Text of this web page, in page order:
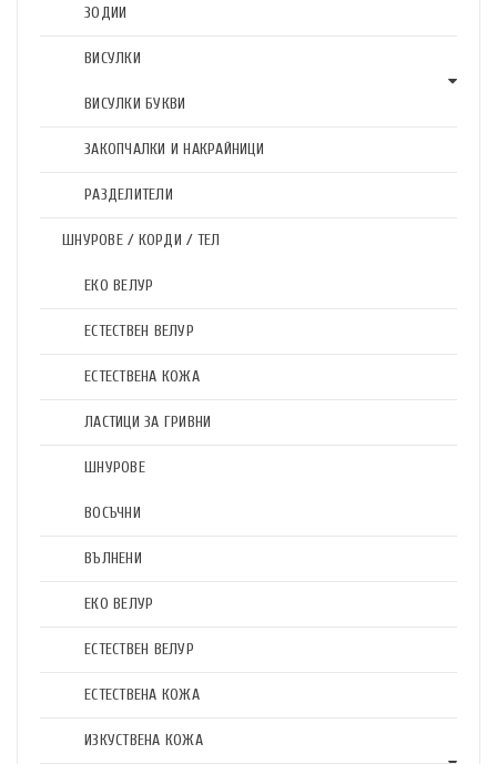
ЗОДИИ
ВИСУЛКИ
ВИСУЛКИ БУКВИ
ЗАКОПЧАЛКИ И НАКРАЙНИЦИ
РАЗДЕЛИТЕЛИ
ШНУРОВЕ / КОРДИ / ТЕЛ
ЕКО ВЕЛУР
ЕСТЕСТВЕН ВЕЛУР
ЕСТЕСТВЕНА КОЖА
ЛАСТИЦИ ЗА ГРИВНИ
ШНУРОВЕ
ВОСЪЧНИ
ВЪЛНЕНИ
ЕКО ВЕЛУР
ЕСТЕСТВЕН ВЕЛУР
ЕСТЕСТВЕНА КОЖА
ИЗКУСТВЕНА КОЖА